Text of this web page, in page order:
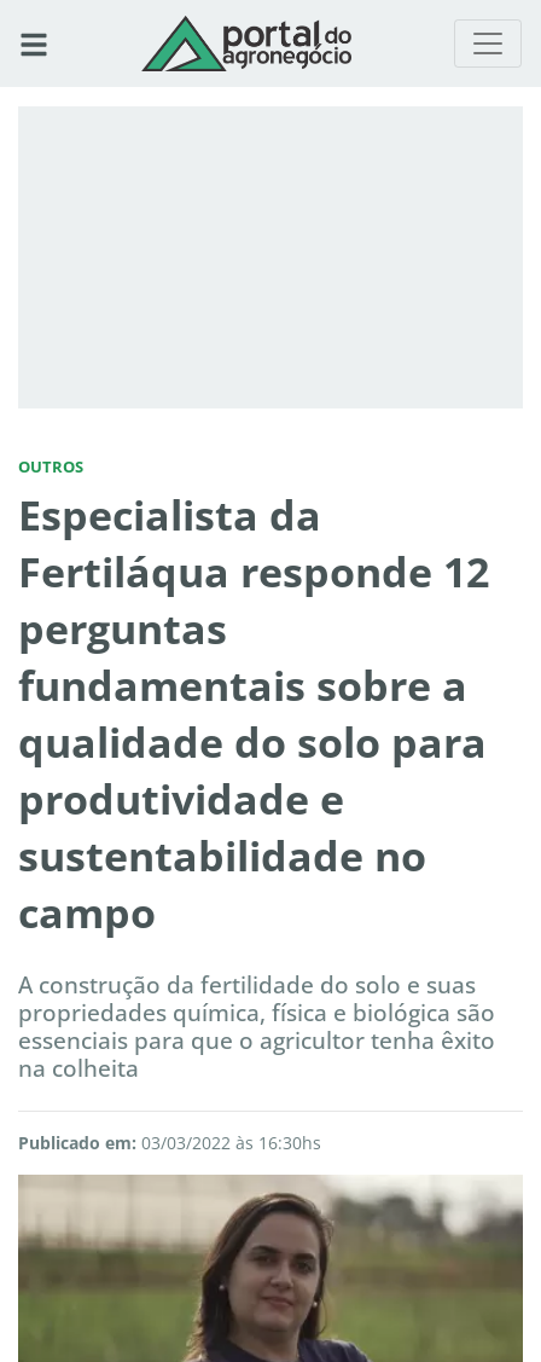
OUTROS
Especialista da
Fertiláqua responde 12
perguntas
fundamentais sobre a
qualidade do solo para
produtividade e
sustentabilidade no
campo
A construção da fertilidade do solo e suas
propriedades química, física e biológica são
essenciais para que o agricultor tenha êxito
na colheita
Publicado em: 03/03/2022 às 16:30hs